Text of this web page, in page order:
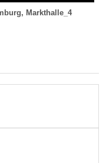
Markthalle_4